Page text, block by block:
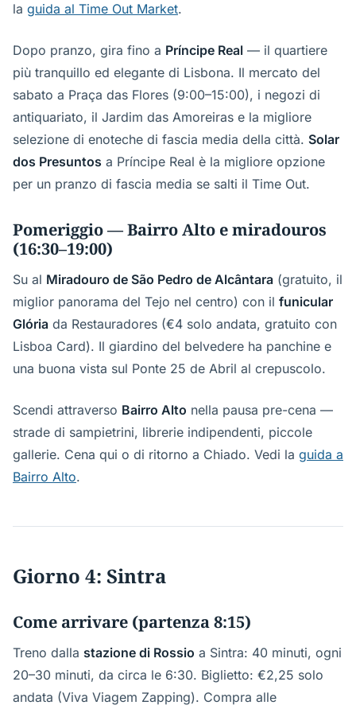
la guida al Time Out Market.
Dopo pranzo, gira fino a Príncipe Real — il quartiere
più tranquillo ed elegante di Lisbona. Il mercato del
sabato a Praça das Flores (9:00–15:00), i negozi di
antiquariato, il Jardim das Amoreiras e la migliore
selezione di enoteche di fascia media della città. Solar
dos Presuntos a Príncipe Real è la migliore opzione
per un pranzo di fascia media se salti il Time Out.
Pomeriggio — Bairro Alto e miradouros
(16:30–19:00)
Su al Miradouro de São Pedro de Alcântara (gratuito, il
miglior panorama del Tejo nel centro) con il funicular
Glória da Restauradores (€4 solo andata, gratuito con
Lisboa Card). Il giardino del belvedere ha panchine e
una buona vista sul Ponte 25 de Abril al crepuscolo.
Scendi attraverso Bairro Alto nella pausa pre-cena —
strade di sampietrini, librerie indipendenti, piccole
gallerie. Cena qui o di ritorno a Chiado. Vedi la guida a
Bairro Alto.
Giorno 4: Sintra
Come arrivare (partenza 8:15)
Treno dalla stazione di Rossio a Sintra: 40 minuti, ogni
20–30 minuti, da circa le 6:30. Biglietto: €2,25 solo
andata (Viva Viagem Zapping). Compra alle